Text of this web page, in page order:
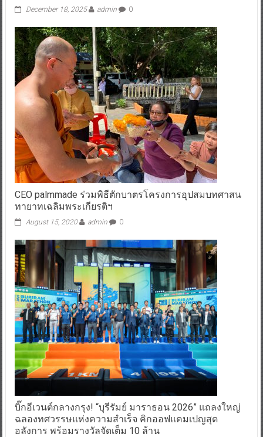
December 18, 2025 admin 0
CEO palmmade ร่วมพิธีตักบาตรโครงการอุปสมบทศาสน
ทายาทเฉลิมพระเกียรติฯ
August 15, 2020 admin 0
บิ๊กอีเวนต์กลางกรุง! “บุรีรัมย์ มาราธอน 2026” แถลงใหญ่
ฉลองทศวรรษแห่งความสำเร็จ คิกออฟแคมเปญสุด
อลังการ พร้อมรางวัลจัดเต็ม 10 ล้าน